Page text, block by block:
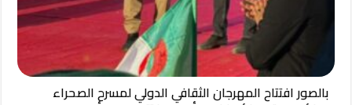
بالصور افتتاح المهرجان الثقافي الدولي لمسرح الصحراء